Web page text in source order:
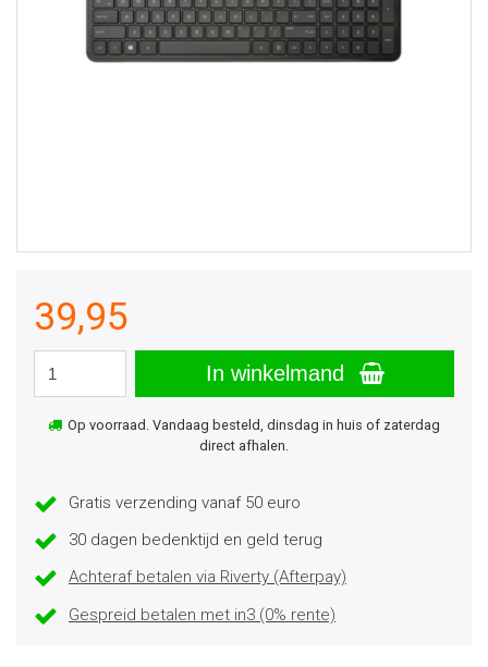
39,95
In winkelmand
Op voorraad. Vandaag besteld, dinsdag in huis of zaterdag
direct afhalen.
Gratis verzending vanaf 50 euro
30 dagen bedenktijd en geld terug
Achteraf betalen via Riverty (Afterpay)
Gespreid betalen met in3 (0% rente)